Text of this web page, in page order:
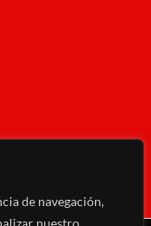
de navegación,
nuestro